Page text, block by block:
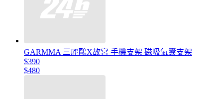
GARMMA 三麗鷗X故宮 手機支架 磁吸氣囊支架
$390
$480